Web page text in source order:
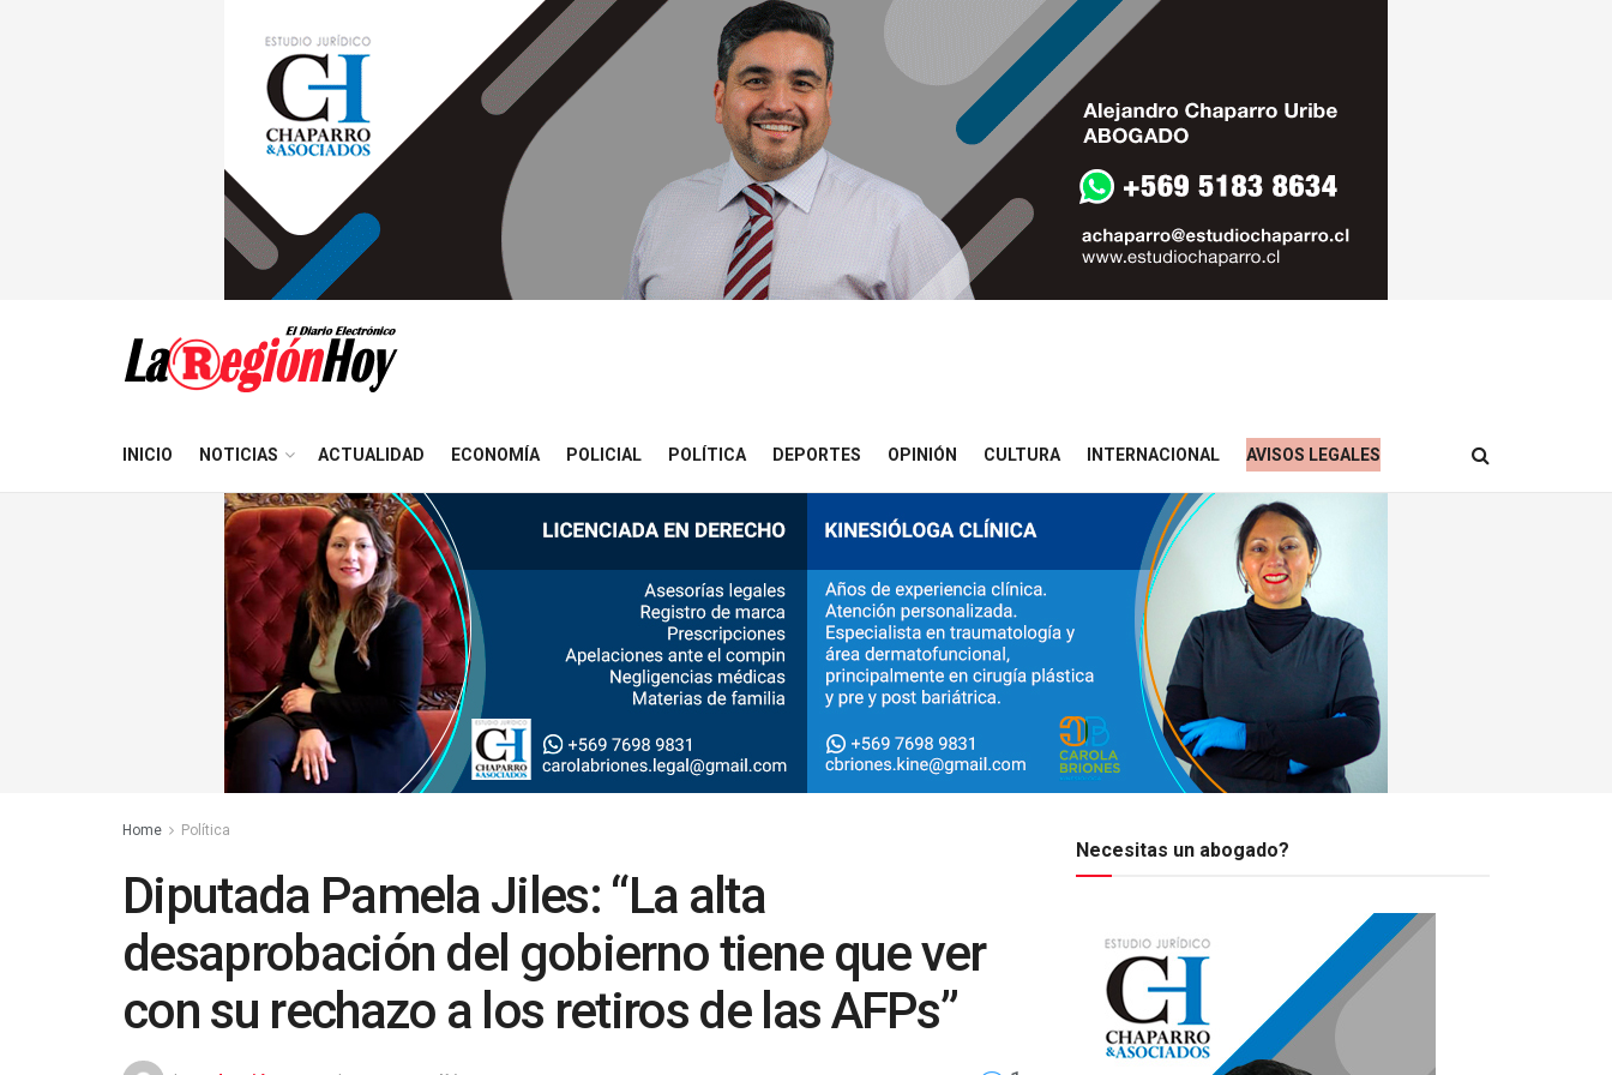
INICIO NOTICIAS ACTUALIDAD ECONOMÍA POLICIAL POLÍTICA DEPORTES OPINIÓN CULTURA INTERNACIONAL AVISOS LEGALES
Home Política
Diputada Pamela Jiles: “La alta
desaprobación del gobierno tiene que ver
con su rechazo a los retiros de las AFPs”
Necesitas un abogado?